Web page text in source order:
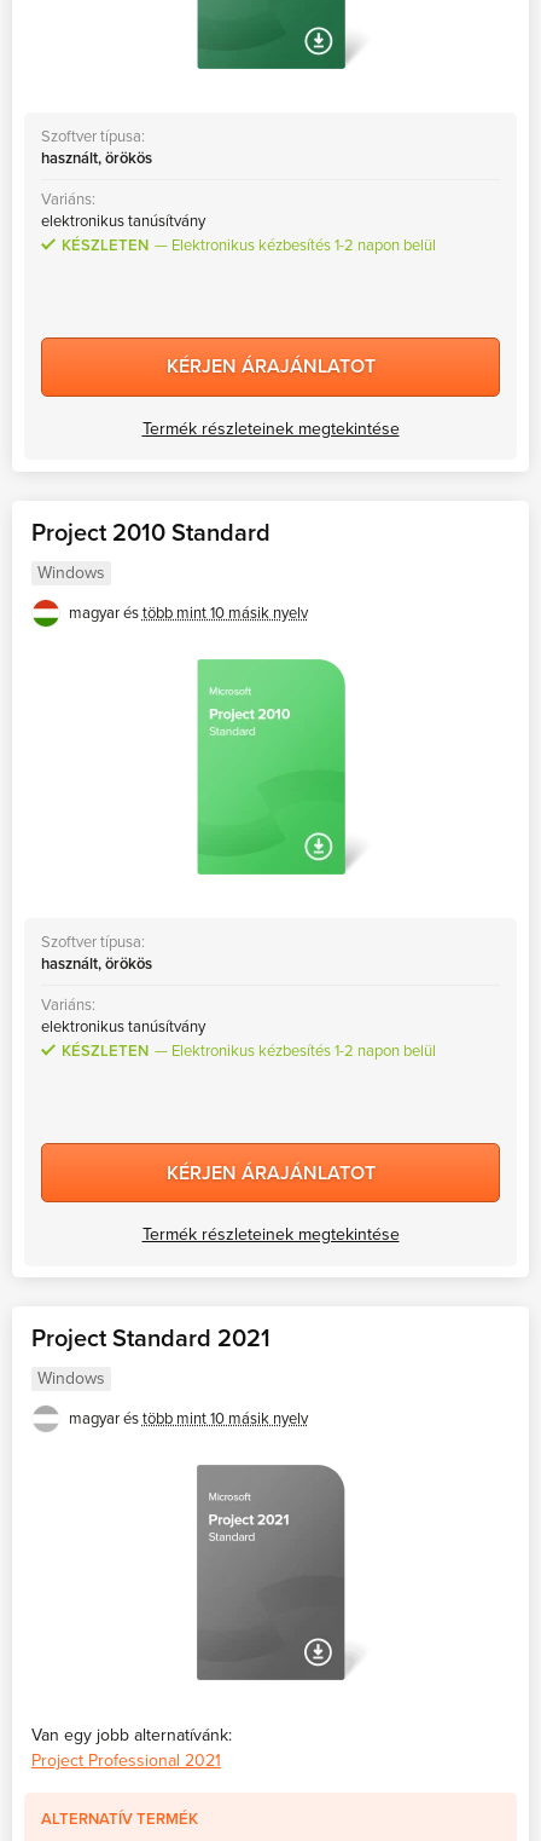
Szoftver típusa:
használt, örökös
Variáns:
elektronikus tanúsítvány
KÉSZLETEN
Elektronikus kézbesítés 1-2 napon belül
KÉRJEN ÁRAJÁNLATOT
Termék részleteinek megtekintése
Project 2010 Standard
Windows
magyar éstöbb mint 10 másik nyelv
Szoftver típusa:
használt, örökös
Variáns:
elektronikus tanúsítvány
KÉSZLETEN
Elektronikus kézbesítés 1-2 napon belül
KÉRJEN ÁRAJÁNLATOT
Termék részleteinek megtekintése
Project Standard 2021
Windows
magyar éstöbb mint 10 másik nyelv
Van egy jobb alternatívánk:
Project Professional 2021
ALTERNATÍV TERMÉK